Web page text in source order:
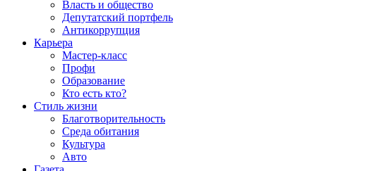
Власть и общество
Депутатский портфель
Антикоррупция
Карьера
Мастер-класс
Профи
Образование
Кто есть кто?
Стиль жизни
Благотворительность
Среда обитания
Культура
Авто